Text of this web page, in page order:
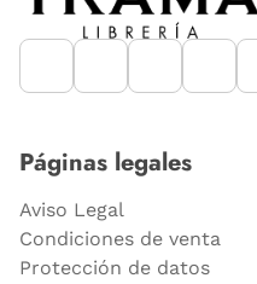
Páginas legales
Aviso Legal
Condiciones de venta
Protección de datos